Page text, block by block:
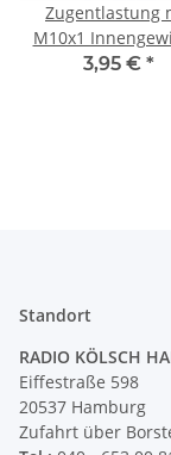
Zugentlastung
M10x1
für Kabel3,95 € *
Standort
RADIO KÖLSCH
Eiffestraße 598
20537 Hamburg
Zufahrt über